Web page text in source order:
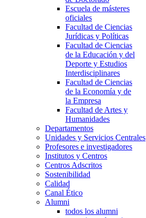
Escuela de másteres
oficiales
Facultad de Ciencias
Jurídicas y Políticas
Facultad de Ciencias
de la Educación y del
Deporte y Estudios
Interdisciplinares
Facultad de Ciencias
de la Economía y de
la Empresa
Facultad de Artes y
Humanidades
Departamentos
Unidades y Servicios Centrales
Profesores e investigadores
Institutos y Centros
Centros Adscritos
Sostenibilidad
Calidad
Canal Ético
Alumni
todos los alumni